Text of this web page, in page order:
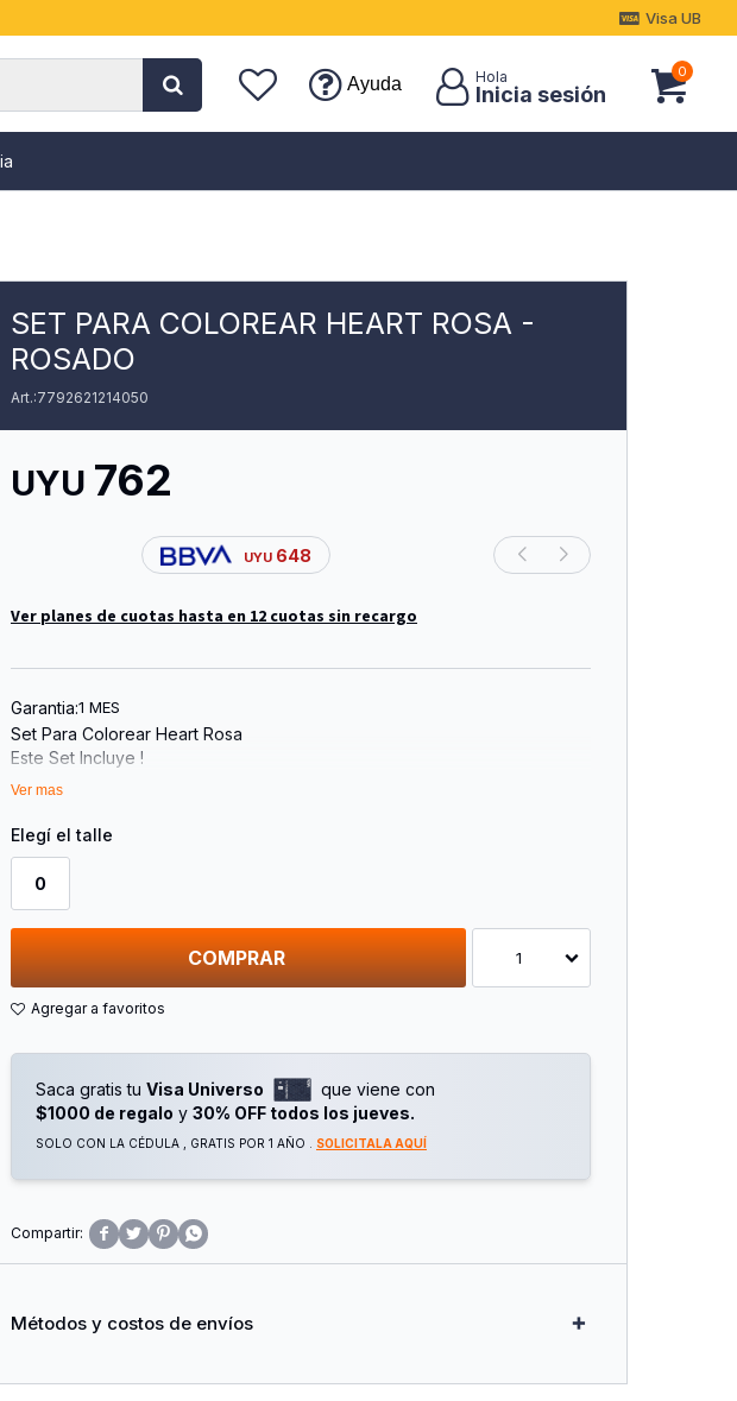
Ayuda
0
Visa UB
SET PARA COLOREAR HEART ROSA -
ROSADO
7792621214050
UYU 762
UYU 648
Ver planes de cuotas hasta en 12 cuotas sin recargo
Garantia:1 MES
Set Para Colorear Heart Rosa
Este Set Incluye !
10 Fibrones
24 Lápices De Colores
24 Acuarelas
1 Sacapuntas
Las Posibilidades Son Infinitas !!
Set Para Colorear De 76 Piezas: Un Estuche Repleto De Herramientas
Y Mantener Todos Los Colores Organizados Y Listos Para Usar.
Ver mas
Elegí el talle
0
COMPRAR 1
Saca gratis tu Visa Universo
que viene con
$1000 de regalo y 30% OFF todos los jueves.
SOLO CON LA CÉDULA , GRATIS POR 1 AÑO . SOLICITALA AQUÍ
   
Métodos y costos de envíos